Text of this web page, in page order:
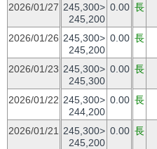
2026/01/27 245,300>
245,200
0.00 長
2026/01/26 245,300>
245,200
0.00 長
2026/01/23 245,300>
245,300
0.00 長
2026/01/22 245,300>
244,200
0.00 長
2026/01/21
245,300>
245,200
0.00 長